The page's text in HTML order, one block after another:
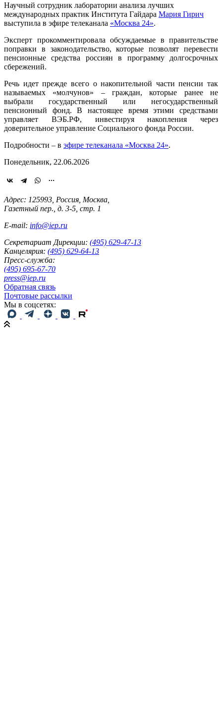
Научный сотрудник лаборатории анализа лучших
международных практик Института Гайдара Мария Гирич
выступила в эфире телеканала «Москва 24».
Эксперт прокомментировала обсуждаемые в правительстве
поправки в законодательство, которые позволят перевести
пенсионные средства россиян в программу долгосрочных
сбережений.
Речь идет прежде всего о накопительной части пенсии так
называемых «молчунов» – граждан, которые ранее не
выбрали государственный или негосударственный
пенсионный фонд. В настоящее время этими средствами
управляет ВЭБ.РФ, инвестируя накопления через
доверительное управление Социального фонда России.
Подробности – в эфире телеканала «Москва 24».
Понедельник, 22.06.2026
Адрес: 125993, Россия, Москва,
Газетный пер., д. 3-5, стр. 1
E-mail: info@iep.ru
Секретариат Дирекции: (495) 629-47-13
Канцелярия: (495) 629-64-13
Пресс-служба:
(495) 695-67-70
press@iep.ru
Обратная связь
Почтовые рассылки
Мы в соцсетях: